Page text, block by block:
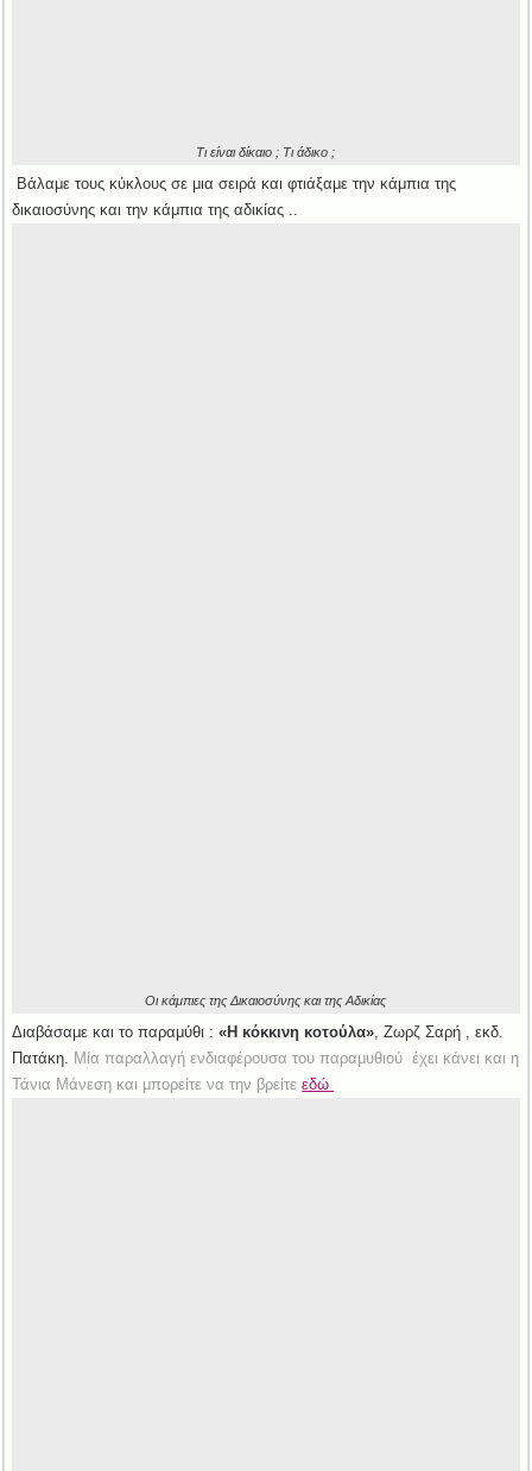
Τι είναι δίκαιο ; Τι άδικο ;
Βάλαμε τους κύκλους σε μια σειρά και φτιάξαμε την κάμπια της
δικαιοσύνης και την κάμπια της αδικίας ..
Οι κάμπιες της Δικαιοσύνης και της Αδικίας
Διαβάσαμε και το παραμύθι :«Η κόκκινη κοτούλα» , Ζωρζ Σαρή , εκδ.
Πατάκη.
Μία παραλλαγή ενδιαφέρουσα του παραμυθιού έχει κάνει και η
Τάνια Μάνεση και μπορείτε να την βρείτεεδώ